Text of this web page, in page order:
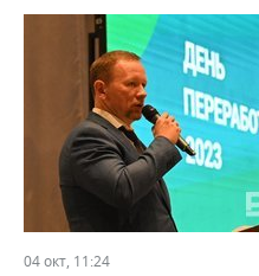
04 окт, 11:24